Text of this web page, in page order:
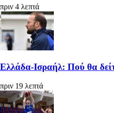
πριν 4 λεπτά
Ελλάδα-Ισραήλ: Πού θα
πριν 19 λεπτά